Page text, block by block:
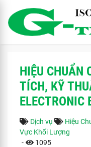
HIỆU CHUẨN
TÍCH, KỸ
ELECTRONIC
Dịch vụ Hiệu
Vực Khối Lượng
-
1095